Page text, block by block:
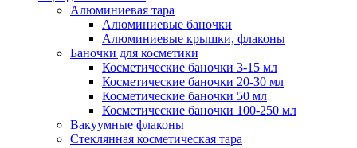
Алюминиевая тара
Алюминиевые баночки
Алюминиевые крышки, флаконы
Баночки для косметики
Косметические баночки 3-15 мл
Косметические баночки 20-30 мл
Косметические баночки 50 мл
Косметические баночки 100-250 мл
Вакуумные флаконы
Стеклянная косметическая тара